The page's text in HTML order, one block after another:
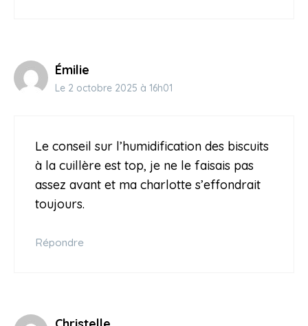
Émilie
Le 2 octobre 2025 à 16h01
Le conseil sur l’humidification des biscuits
à la cuillère est top, je ne le faisais pas
assez avant et ma charlotte s’effondrait
toujours.
Répondre